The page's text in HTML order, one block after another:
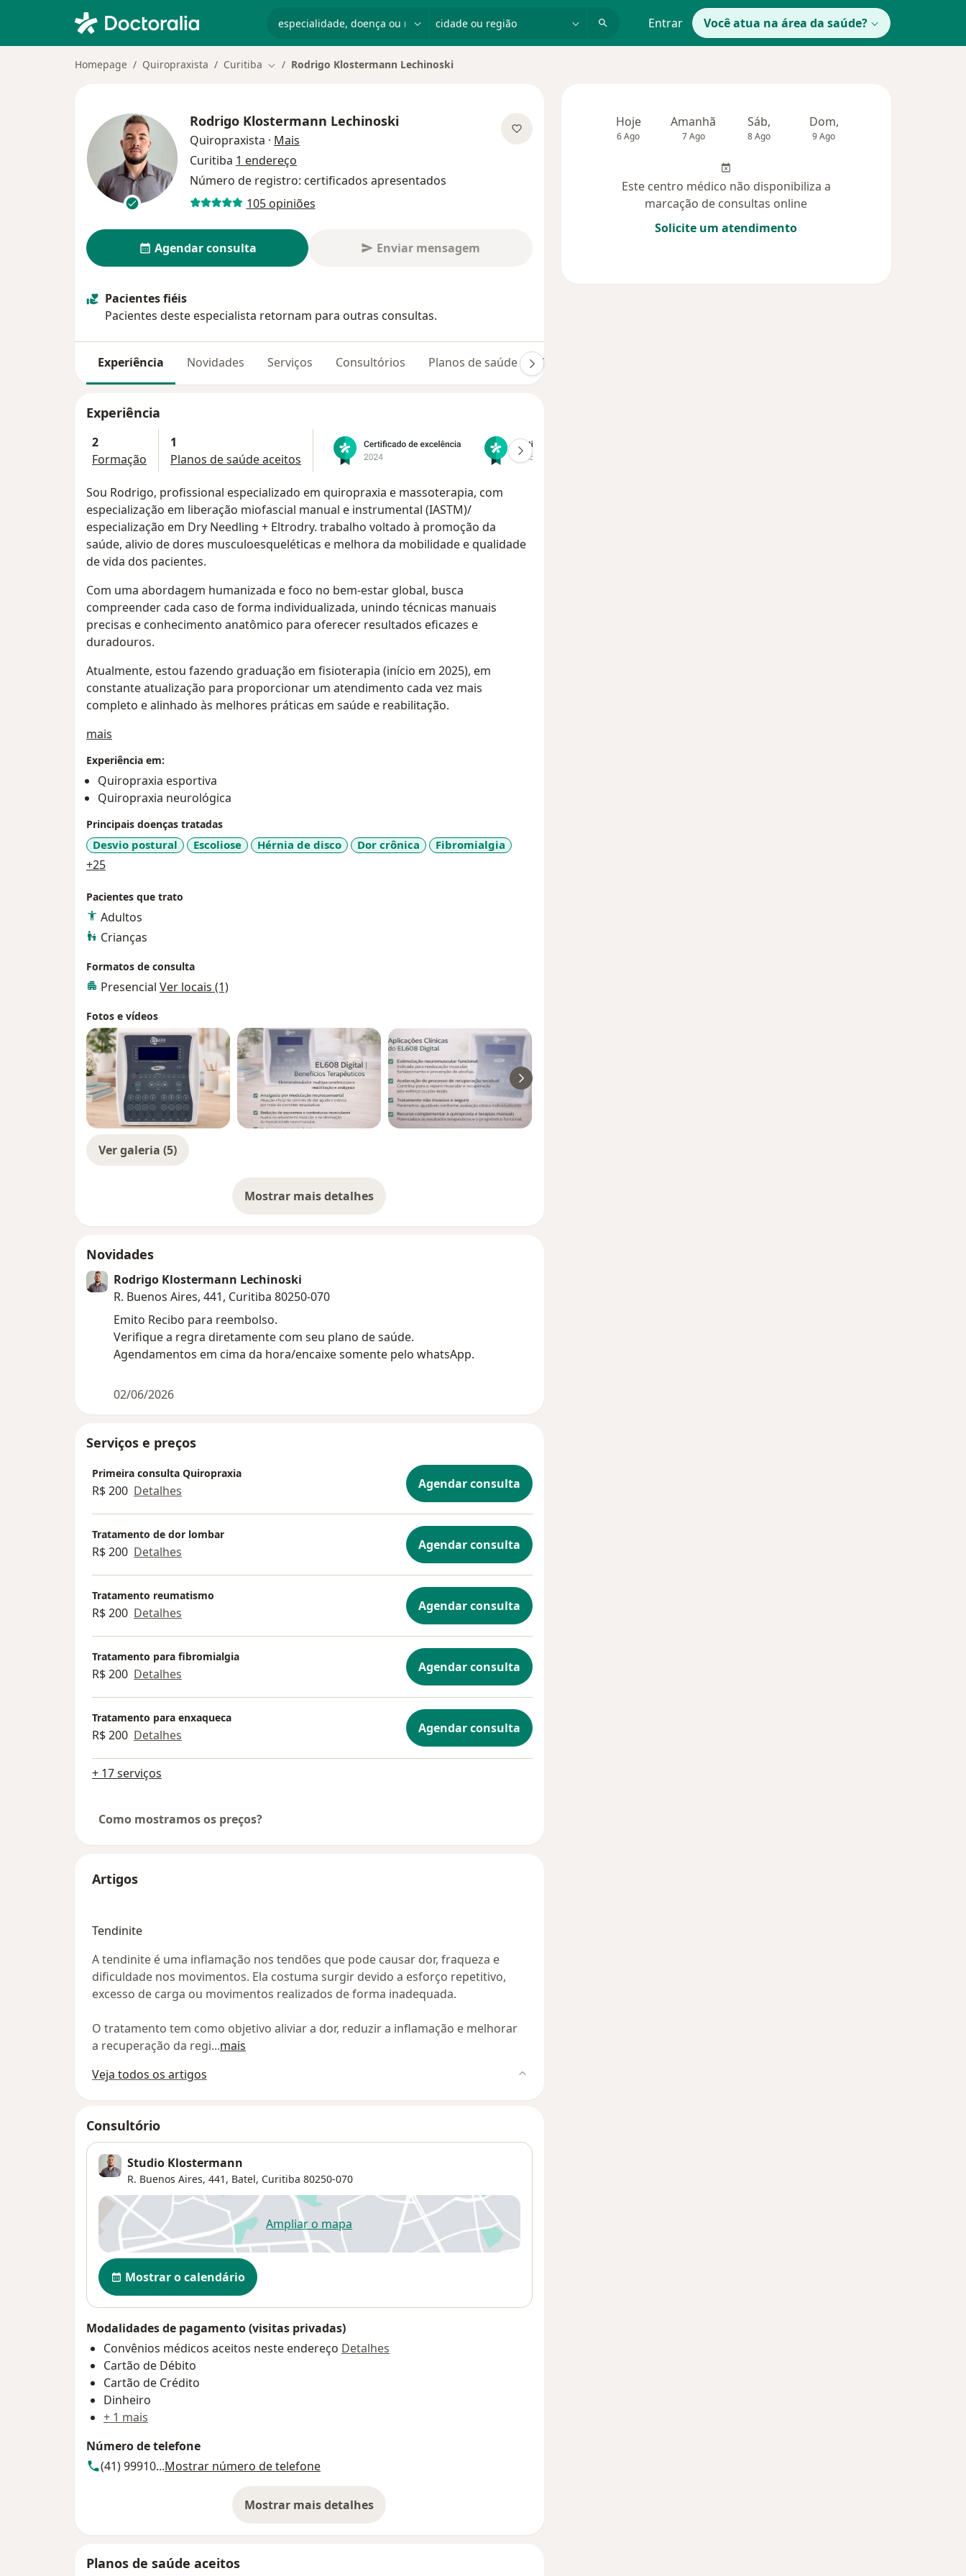
Entrar Você atua na área da saúde?
Homepage Quiropraxista Curitiba Mudar de cidade
Rodrigo Klostermann Lechinoski
Rodrigo Klostermann Lechinoski
Quiropraxista · Mais
Curitiba 1 endereço
Número de registro: certificados apresentados
105 opiniões
Agendar consulta Enviar mensagem
Pacientes fiéis
Pacientes deste especialista retornam para outras consultas.
Experiência Novidades Serviços Consultórios Planos de saúde Opiniões (105)
Experiência
2
Formação
1
Planos de saúde aceitos
Sou Rodrigo, profissional especializado em quiropraxia e massoterapia, com
especialização em liberação miofascial manual e instrumental (IASTM)/
especialização em Dry Needling + Eltrodry. trabalho voltado à promoção da
saúde, alivio de dores musculoesqueléticas e melhora da mobilidade e qualidade
de vida dos pacientes.
Com uma abordagem humanizada e foco no bem-estar global, busca
compreender cada caso de forma individualizada, unindo técnicas manuais
precisas e conhecimento anatômico para oferecer resultados eficazes e
duradouros.
Atualmente, estou fazendo graduação em fisioterapia (início em 2025), em
constante atualização para proporcionar um atendimento cada vez mais
completo e alinhado às melhores práticas em saúde e reabilitação.
mais
Experiência em:
Quiropraxia esportiva
Quiropraxia neurológica
Principais doenças tratadas
Desvio postural Escoliose Hérnia de disco Dor crônica Fibromialgia
+25a11y_sr_more_diseases
Pacientes que trato
Adultos
Crianças
Formatos de consulta
Presencial Ver locais (1)
Fotos e vídeos
Ver galeria (5)
Mostrar mais detalhes
sobre a experiência
Novidades
Rodrigo Klostermann Lechinoski
R. Buenos Aires, 441, Curitiba 80250-070
Emito Recibo para reembolso.
Verifique a regra diretamente com seu plano de saúde.
Agendamentos em cima da hora/encaixe somente pelo whatsApp.
02/06/2026
Serviços e preços
Primeira consulta Quiropraxia
R$ 200 Detalhes Agendar consulta
Tratamento de dor lombar
R$ 200 Detalhes Agendar consulta
Tratamento reumatismo
R$ 200 Detalhes Agendar consulta
Tratamento para fibromialgia
R$ 200 Detalhes Agendar consulta
Tratamento para enxaqueca
R$ 200 Detalhes Agendar consulta
+ 17 serviços
Como mostramos os preços?
Artigos
Tendinite
A tendinite é uma inflamação nos tendões que pode causar dor, fraqueza e
dificuldade nos movimentos. Ela costuma surgir devido a esforço repetitivo,
excesso de carga ou movimentos realizados de forma inadequada.
O tratamento tem como objetivo aliviar a dor, reduzir a inflamação e melhorar
a recuperação da regi...mais
Veja todos os artigos
Consultório
Studio Klostermann
R. Buenos Aires, 441, Batel, Curitiba 80250-070
Ampliar o mapaabre num novo separador
Disponibilidade
Mostrar o calendário
Modalidades de pagamento (visitas privadas)
Convênios médicos aceitos neste endereço Detalhes
Cartão de Débito
Cartão de Crédito
Dinheiro
+ 1 mais
Número de telefone
(41) 99910...Mostrar número de telefone
Mostrar mais detalhes
sobre o endereço
Planos de saúde aceitos
Hoje
6 Ago
Amanhã
7 Ago
Sáb,
8 Ago
Dom,
9 Ago
Este centro médico não disponibiliza a
marcação de consultas online
Solicite um atendimento